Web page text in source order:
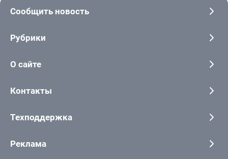
Сообщить новость
Рубрики
О сайте
Контакты
Техподдержка
Реклама